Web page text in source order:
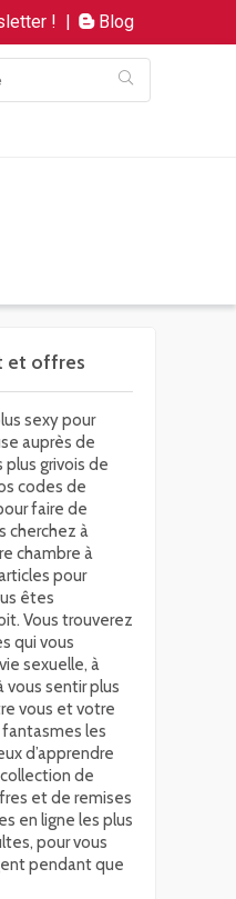
! | Blog
et offres
sexy pour
auprès de
plus grivois de
codes de
faire de
cherchez à
chambre à
pour
êtes
Vous trouverez
qui vous
sexuelle, à
vous sentir plus
vous et votre
les
d’apprendre
de
et de remises
en ligne les plus
pour vous
pendant que